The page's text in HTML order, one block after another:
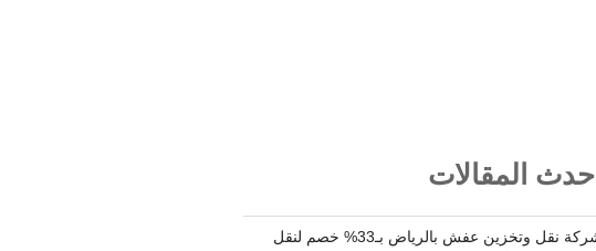
أحدث المقالات
شركة نقل وتخزين عفش بالرياض بـ33% خصم لنقل